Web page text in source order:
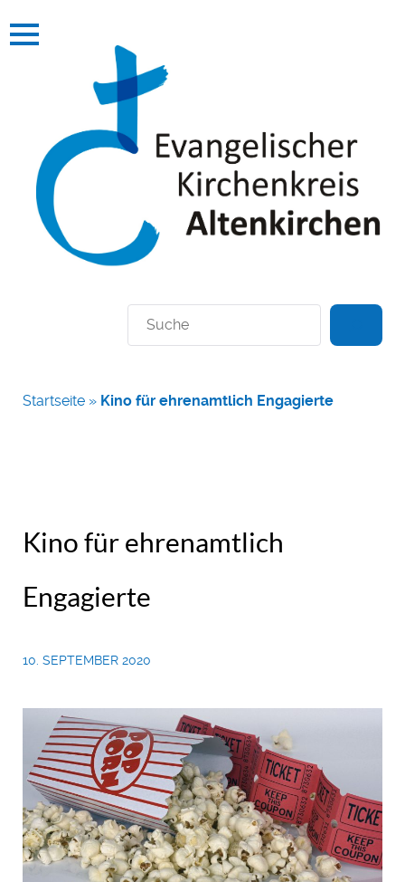
Suchen
Startseite » Kino für ehrenamtlich Engagierte
Kino für ehrenamtlich
Engagierte
10. SEPTEMBER 2020